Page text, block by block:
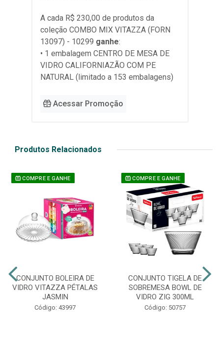
A cada R$ 230,00 de produtos da
coleção COMBO MIX VITAZZA (FORN
13097) - 10299 ganhe:
• 1 embalagem CENTRO DE MESA DE
VIDRO CALIFORNIAZÃO COM PE
NATURAL (limitado a 153 embalagens)
Acessar Promoção
Produtos Relacionados
COMPRE E GANHE
CONJUNTO BOLEIRA DE
VIDRO VITAZZA PÉTALAS
JASMIN
Código: 43997
COMPRE E GANHE
CONJUNTO TIGELA DE
SOBREMESA BOWL DE
VIDRO ZIG 300ML
Código: 50757